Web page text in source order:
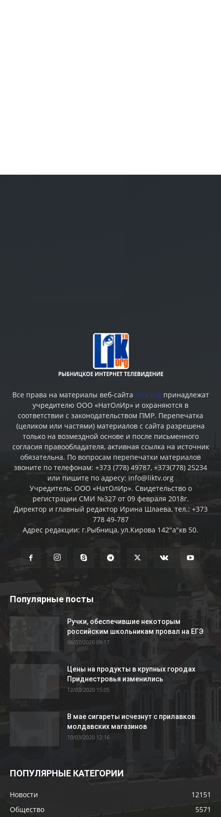
Все права на материалы веб-сайта liktv.org принадлежат
учредителю ООО «НатОлИр» и охраняются в
соответствии с законодательством ПМР. Перепечатка
(целиком или частями) материалов c сайта разрешена
только на возмездной основе и после письменного
согласия правообладателя, активная ссылка на источник
обязательна. По вопросам перепечатки материалов
звоните по телефонам: +373 (778) 49787, +373(778) 25234
или пишите по адресу: info@liktv.org
Учредитель: ООО «НатОлИр». Свидетельство о
регистрации СМИ №327 от 09 февраля 2018г.
Директор и главный редактор Ирина Шлаева, тел.: +373
778 49-787
Адрес редакции: г.Рыбница, ул.Кирова 142"а"кв 50.
Популярные посты
Ручки, обеспечившие некоторым
российским школьникам провал на ЕГЭ
06/07/2020 09:17
Цены на продукты в крупных городах
Приднестровья изменились
12/03/2020 15:05
В мае сигареты исчезнут с прилавков
молдавских магазинов
10/03/2020 12:16
ПОПУЛЯРНЫЕ КАТЕГОРИИ
Новости
12151
Общество
5571